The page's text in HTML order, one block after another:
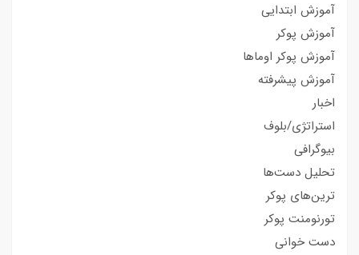
آموزش ابتدایی
آموزش پوکر
آموزش پوکر اوماها
آموزش پیشرفته
اخبار
استراتژی/بلوف
بیوگرافی
تحلیل دست‌ها
ترین‌های پوکر
تورنومنت پوکر
دست خوانی